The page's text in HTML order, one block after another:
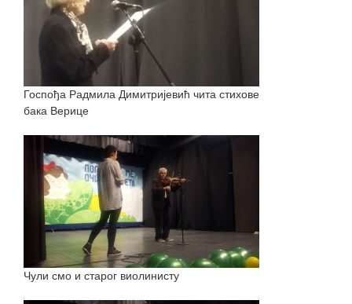
Госпођа Радмила Димитријевић чита стихове
бака Верице
Чули смо и старог виолинисту